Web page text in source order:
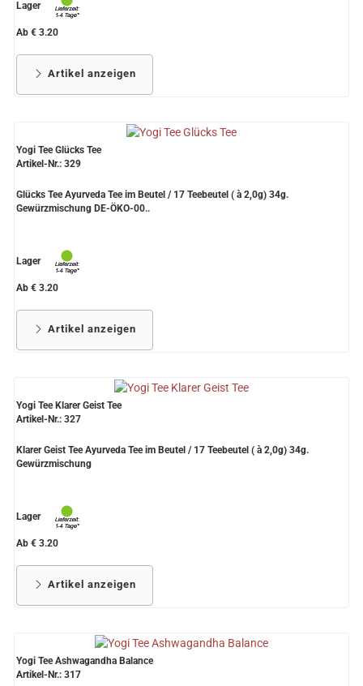
Lager
Ab € 3.20
Artikel anzeigen
Yogi Tee Glücks Tee
Artikel-Nr.: 329
Glücks Tee Ayurveda Tee im Beutel / 17 Teebeutel ( à 2,0g) 34g.
Gewürzmischung DE-ÖKO-00..
Lager
Ab € 3.20
Artikel anzeigen
Yogi Tee Klarer Geist Tee
Artikel-Nr.: 327
Klarer Geist Tee Ayurveda Tee im Beutel / 17 Teebeutel ( à 2,0g) 34g.
Gewürzmischung
Lager
Ab € 3.20
Artikel anzeigen
Yogi Tee Ashwagandha Balance
Artikel-Nr.: 317